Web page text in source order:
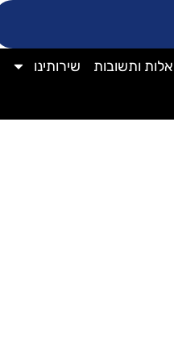
ותשובות שירותינו